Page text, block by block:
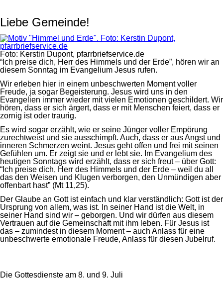
Liebe Gemeinde!
Foto: Kerstin Dupont, pfarrbriefservice.de
“Ich preise dich, Herr des Himmels und der Erde”, hören wir an
diesem Sonntag im Evangelium Jesus rufen.
Wir erleben hier in einem unbeschwerten Moment voller
Freude, ja sogar Begeisterung. Jesus wird uns in den
Evangelien immer wieder mit vielen Emotionen geschildert. Wir
hören, dass er sich ärgert, dass er mit Menschen feiert, dass er
zornig ist oder traurig.
Es wird sogar erzählt, wie er seine Jünger voller Empörung
zurechtweist und sie ausschimpft. Auch, dass er aus Angst und
inneren Schmerzen weint. Jesus geht offen und frei mit seinen
Gefühlen um. Er zeigt sie und er lebt sie. Im Evangelium des
heutigen Sonntags wird erzählt, dass er sich freut – über Gott:
“Ich preise dich, Herr des Himmels und der Erde – weil du all
das den Weisen und Klugen verborgen, den Unmündigen aber
offenbart hast” (Mt 11,25).
Der Glaube an Gott ist einfach und klar verständlich: Gott ist der
Ursprung von allem, was ist. In seiner Hand ist die Welt, in
seiner Hand sind wir – geborgen. Und wir dürfen aus diesem
Vertrauen auf die Gemeinschaft mit ihm leben. Für Jesus ist
das – zumindest in diesem Moment – auch Anlass für eine
unbeschwerte emotionale Freude, Anlass für diesen Jubelruf.
Die Gottesdienste am 8. und 9. Juli